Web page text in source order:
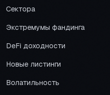
Сектора
Экстремумы фандинга
DeFi доходности
Новые листинги
Волатильность